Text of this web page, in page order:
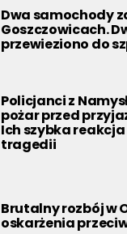
Dwa samochody
Goszczowicach.
przewieziono do
Policjanci z
pożar przed
Ich szybka
tragedii
Brutalny rozbój w
oskarżenia